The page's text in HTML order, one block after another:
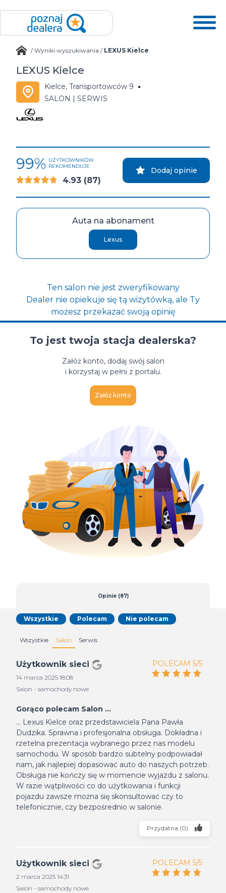
/Wyniki wyszukiwania / LEXUS Kielce
LEXUS Kielce
Kielce, Transportowców 9
SALON | SERWIS
99% UŻYTKOWNIKÓW
REKOMENDUJE
4.93 (87)
Dodaj opinie
Auta na abonament
Lexus
Ten salon nie jest zweryfikowany
Dealer nie opiekuje się tą wizytówką, ale Ty
możesz przekazać swoją opinię
To jest twoja stacja dealerska?
Załóż konto, dodaj swój salon
i korzystaj w pełni z portalu.
Załóż konto
Opinie (87)
Wszystkie Salon Serwis
Wszystkie Polecam Nie polecam
Użytkownik sieci
14 marca 2025 18:08
Salon - samochody nowe
POLECAM 5/5
Gorąco polecam Salon ...
... Lexus Kielce oraz przedstawiciela Pana Pawła
Dudzika. Sprawna i profesjonalna obsługa. Dokładna i
rzetelna prezentacja wybranego przez nas modelu
samochodu. W sposób bardzo subtelny podpowiadał
nam, jak najlepiej dopasować auto do naszych potrzeb.
Obsługa nie kończy się w momencie wyjazdu z salonu.
W razie wątpliwości co do użytkowania i funkcji
pojazdu zawsze można się skonsultować czy to
telefonicznie, czy bezpośrednio w salonie.
Przydatna (0)
Użytkownik sieci
2 marca 2025 14:31
Salon - samochody nowe
POLECAM 5/5